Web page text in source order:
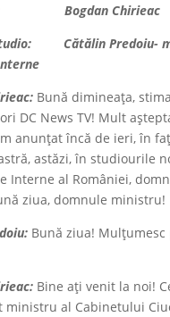
Bogdan Chirieac
Cătălin Predoiu-
Bună dimineața,
DC News TV! Mult
anunțat încă de ieri, în
astăzi, în studiourile
Interne al României,
ziua, domnule ministru!
Bună ziua! Mulțumesc
Bine ați venit la noi!
ministru al Cabinetului